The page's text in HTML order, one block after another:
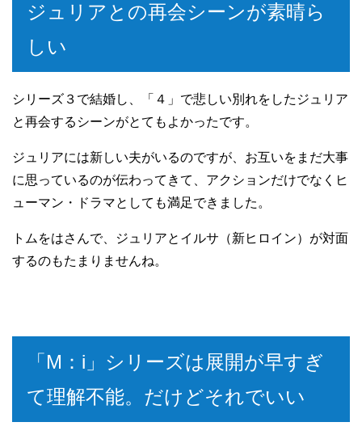
ジュリアとの再会シーンが素晴ら
しい
シリーズ３で結婚し、「４」で悲しい別れをしたジュリア
と再会するシーンがとてもよかったです。
ジュリアには新しい夫がいるのですが、お互いをまだ大事
に思っているのが伝わってきて、アクションだけでなくヒ
ューマン・ドラマとしても満足できました。
トムをはさんで、ジュリアとイルサ（新ヒロイン）が対面
するのもたまりませんね。
「M：i」シリーズは展開が早すぎ
て理解不能。だけどそれでいい